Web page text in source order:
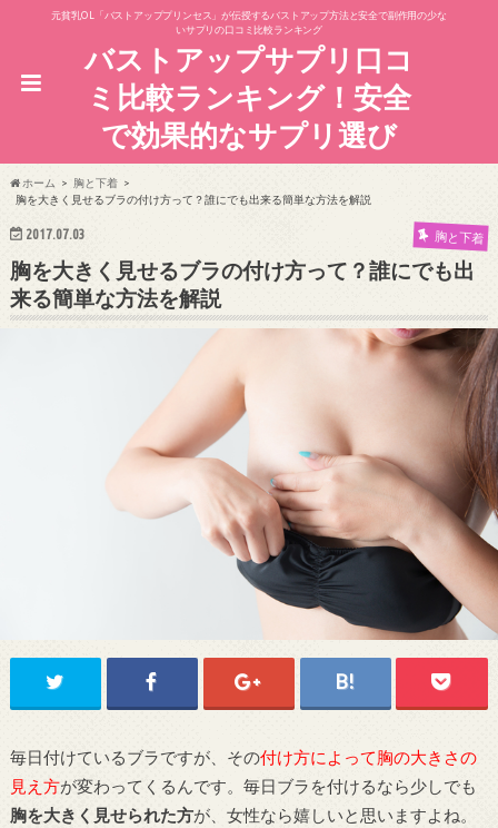
元貧乳OL「バストアッププリンセス」が伝授するバストアップ方法と安全で副作用の少な
いサプリの口コミ比較ランキング
バストアップサプリ口コ
ミ比較ランキング！安全
で効果的なサプリ選び
ホーム
胸と下着
胸を大きく見せるブラの付け方って？誰にでも出来る簡単な方法を解説
2017.07.03 胸と下着
胸を大きく見せるブラの付け方って？誰にでも出
来る簡単な方法を解説
毎日付けているブラですが、その付け方によって胸の大きさの
見え方が変わってくるんです。毎日ブラを付けるなら少しでも
胸を大きく見せられた方が、女性なら嬉しいと思いますよね。